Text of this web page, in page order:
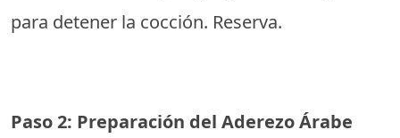
para detener la cocción. Reserva.
Paso 2: Preparación del Aderezo Árabe